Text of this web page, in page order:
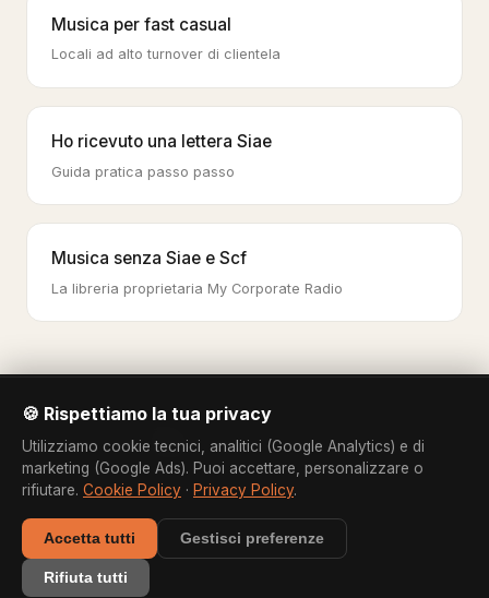
Musica per fast casual
Locali ad alto turnover di clientela
Ho ricevuto una lettera Siae
Guida pratica passo passo
Musica senza Siae e Scf
La libreria proprietaria My Corporate Radio
Tutti i settoriOffertaContatti Privacy PolicyTermini di Servizio
My Corporate Radio è un servizio di radio per locali e aziende basato
su una libreria musicale di propria produzione.
© My Corporate Radio · P.IVA IT18631961002 · Roma
🍪 Rispettiamo la tua privacy
Utilizziamo cookie tecnici, analitici (Google Analytics) e di
marketing (Google Ads). Puoi accettare, personalizzare o
rifiutare. Cookie Policy · Privacy Policy.
Accetta tutti Gestisci preferenze
Rifiuta tutti